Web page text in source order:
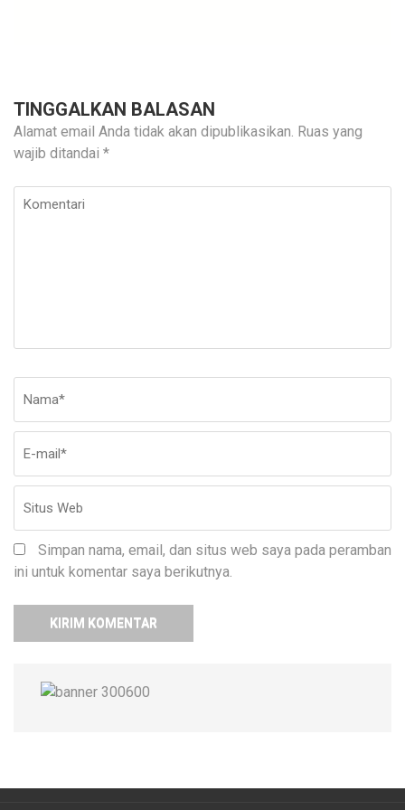
TINGGALKAN BALASAN
Alamat email Anda tidak akan dipublikasikan. Ruas yang
wajib ditandai *
Komentari
Simpan nama, email, dan situs web saya pada peramban
ini untuk komentar saya berikutnya.